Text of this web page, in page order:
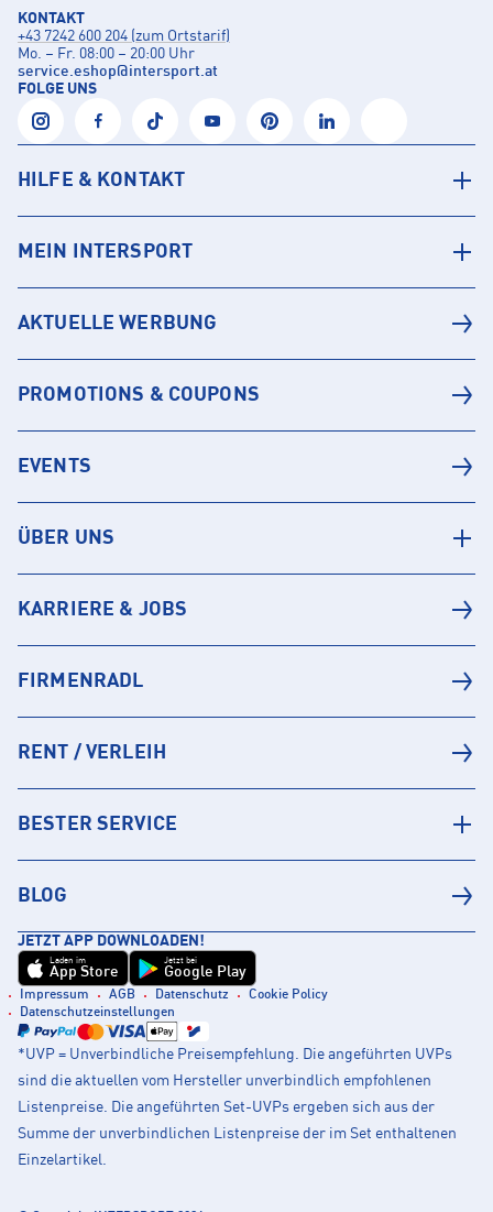
KONTAKT
+43 7242 600 204 (zum Ortstarif)
Mo. – Fr. 08:00 – 20:00 Uhr
service.eshop@intersport.at
FOLGE UNS
HILFE & KONTAKT
MEIN INTERSPORT
AKTUELLE WERBUNG
PROMOTIONS & COUPONS
EVENTS
ÜBER UNS
KARRIERE & JOBS
FIRMENRADL
RENT / VERLEIH
BESTER SERVICE
BLOG
JETZT APP DOWNLOADEN!
Laden im
App Store
Jetzt bei
Google Play
Impressum AGB Datenschutz
Cookie Policy
Datenschutzeinstellungen
*UVP = Unverbindliche Preisempfehlung. Die angeführten UVPs
sind die aktuellen vom Hersteller unverbindlich empfohlenen
Listenpreise. Die angeführten Set-UVPs ergeben sich aus der
Summe der unverbindlichen Listenpreise der im Set enthaltenen
Einzelartikel.